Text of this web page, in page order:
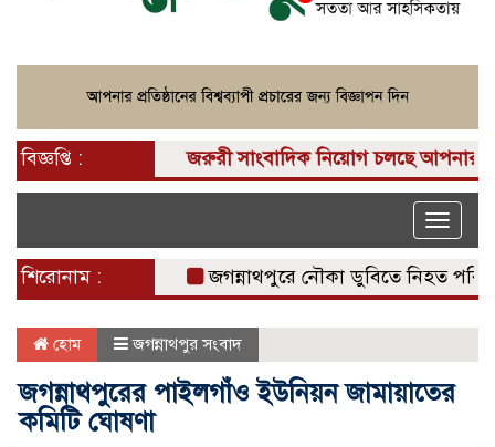
বিজ্ঞপ্তি : জরুরী সাংবাদিক নিয়োগ চলছে আপনার কাছে
Toggle
শিরোনাম : জগন্নাথপুরে নৌকা ডুবিতে নিহত
হোম জগন্নাথপুর সংবাদ
জগন্নাথপুরের পাইলগাঁও ইউনিয়ন জামায়াতের
কমিটি ঘোষণা